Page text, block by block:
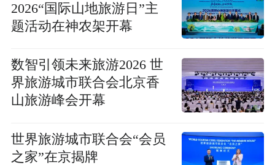
2026“国际山地旅游日”主
题活动在神农架开幕
数智引领未来旅游2026 世
界旅游城市联合会北京香
山旅游峰会开幕
世界旅游城市联合会“会员
之家”在京揭牌